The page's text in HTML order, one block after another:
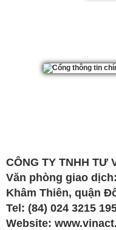
CÔNG TY TNHH TƯ
Văn phòng giao
Khâm Thiên, quận
Tel: (84) 024 3215
Website: